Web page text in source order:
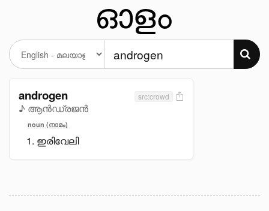
androgen
♪ ആൻഡ്രജൻ
src:crowd
noun (നാമം)
ഇരിവേലി